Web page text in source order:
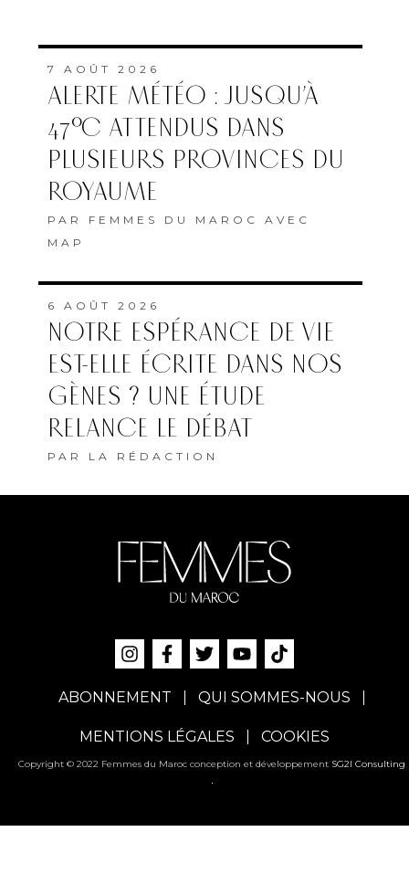
7 AOÛT 2026
ALERTE MÉTÉO : JUSQU’À
47°C ATTENDUS DANS
PLUSIEURS PROVINCES DU
ROYAUME
PAR FEMMES DU MAROC AVEC
MAP
6 AOÛT 2026
NOTRE ESPÉRANCE DE VIE
EST-ELLE ÉCRITE DANS NOS
GÈNES ? UNE ÉTUDE
RELANCE LE DÉBAT
PAR LA RÉDACTION
ABONNEMENT QUI SOMMES-NOUS
MENTIONS LÉGALES COOKIES
Copyright © 2022 Femmes du Maroc conception et développement SG2I Consulting